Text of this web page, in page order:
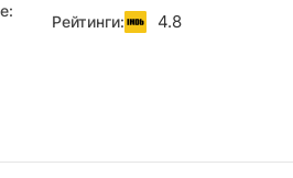
Рейтинги: 4.8